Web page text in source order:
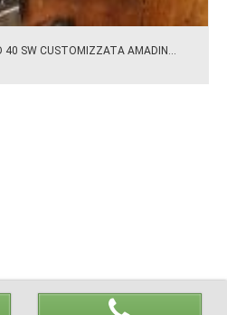
40 SW CUSTOMIZZATA AMADIN...